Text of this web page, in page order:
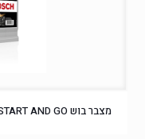
מצבר בוש AGM-S5A15 START AND GO